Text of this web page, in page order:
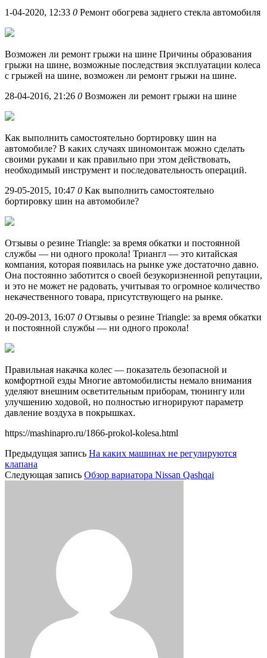
1-04-2020, 12:33 0 Ремонт обогрева заднего стекла автомобиля
Возможен ли ремонт грыжи на шине Причины образования
грыжи на шине, возможные последствия эксплуатации колеса
с грыжей на шине, возможен ли ремонт грыжи на шине.
28-04-2016, 21:26 0 Возможен ли ремонт грыжи на шине
Как выполнить самостоятельно бортировку шин на
автомобиле? В каких случаях шиномонтаж можно сделать
своими руками и как правильно при этом действовать,
необходимый инструмент и последовательность операций.
29-05-2015, 10:47 0 Как выполнить самостоятельно
бортировку шин на автомобиле?
Отзывы о резине Triangle: за время обкатки и постоянной
службы — ни одного прокола! Триангл — это китайская
компания, которая появилась на рынке уже достаточно давно.
Она постоянно заботится о своей безукоризненной репутации,
и это не может не радовать, учитывая то огромное количество
некачественного товара, присутствующего на рынке.
20-09-2013, 16:07 0 Отзывы о резине Triangle: за время обкатки
и постоянной службы — ни одного прокола!
Правильная накачка колес — показатель безопасной и
комфортной езды Многие автомобилисты немало внимания
уделяют внешним осветительным приборам, тюнингу или
улучшению ходовой, но полностью игнорируют параметр
давление воздуха в покрышках.
https://mashinapro.ru/1866-prokol-kolesa.html
Предыдущая запись На каких машинах не регулируются
клапана
Следующая запись Обзор вариатора Nissan Qashqai